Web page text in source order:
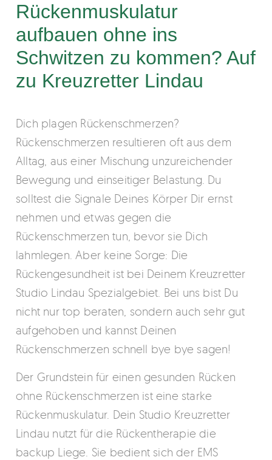
Rückenmuskulatur
aufbauen ohne ins
Schwitzen zu kommen? Auf
zu Kreuzretter Lindau
Dich plagen Rückenschmerzen?
Rückenschmerzen resultieren oft aus dem
Alltag, aus einer Mischung unzureichender
Bewegung und einseitiger Belastung. Du
solltest die Signale Deines Körper Dir ernst
nehmen und etwas gegen die
Rückenschmerzen tun, bevor sie Dich
lahmlegen. Aber keine Sorge: Die
Rückengesundheit ist bei Deinem Kreuzretter
Studio Lindau Spezialgebiet. Bei uns bist Du
nicht nur top beraten, sondern auch sehr gut
aufgehoben und kannst Deinen
Rückenschmerzen schnell bye bye sagen!
Der Grundstein für einen gesunden Rücken
ohne Rückenschmerzen ist eine starke
Rückenmuskulatur. Dein Studio Kreuzretter
Lindau nutzt für die Rückentherapie die
backup Liege. Sie bedient sich der EMS